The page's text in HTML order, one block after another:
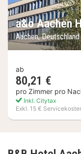
a&o Aachen
Aachen, Deutschland
ab
80,21 €
pro Zimmer pro
Inkl. Citytax
Exkl. 15 €